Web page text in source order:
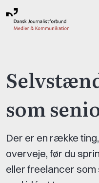
som
Der er en række
overveje, før du
eller freelancer